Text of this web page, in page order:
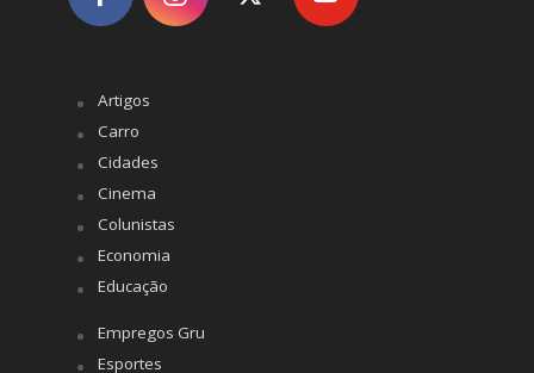
Artigos
Carro
Cidades
Cinema
Colunistas
Economia
Educação
Empregos Gru
Esportes